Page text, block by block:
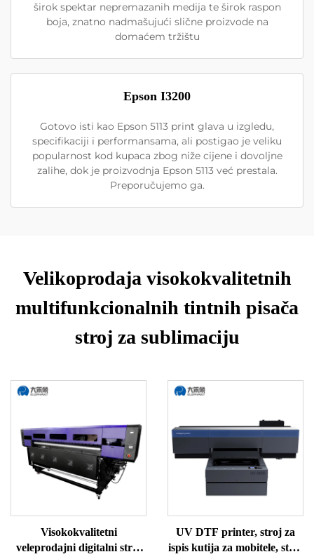
širok spektar nepremazanih medija te širok raspon
boja, znatno nadmašujući slične proizvode na
domaćem tržištu
Epson I3200
Gotovo isti kao Epson 5113 print glava u izgledu,
specifikaciji i performansama, ali postigao je veliku
popularnost kod kupaca zbog niže cijene i dovoljne
zalihe, dok je proizvodnja Epson 5113 već prestala.
Preporučujemo ga.
Velikoprodaja visokokvalitetnih
multifunkcionalnih tintnih pisača
stroj za sublimaciju
Visokokvalitetni
veleprodajni digitalni stroj
UV DTF printer, stroj za
ispis kutija za mobitele, stroj